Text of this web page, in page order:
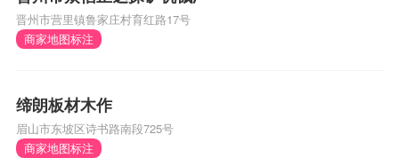
晋州市营里镇鲁家庄村育红路17号
商家地图标注
缔朗板材木作
眉山市东坡区诗书路南段725号
商家地图标注